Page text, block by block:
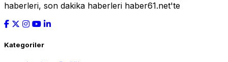
haberleri, son dakika haberleri haber61.net'te
Kategoriler